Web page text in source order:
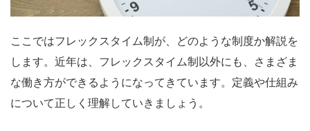
ここではフレックスタイム制が、どのような制度か解説を
します。近年は、フレックスタイム制以外にも、さまざま
な働き方ができるようになってきています。定義や仕組み
について正しく理解していきましょう。